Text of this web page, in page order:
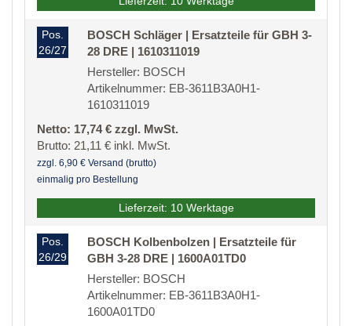
Pos.
26/27
BOSCH Schläger | Ersatzteile für GBH 3-
28 DRE | 1610311019
Hersteller: BOSCH
Artikelnummer: EB-3611B3A0H1-
1610311019
Netto: 17,74 € zzgl. MwSt.
Brutto: 21,11 € inkl. MwSt.
zzgl. 6,90 € Versand (brutto)
einmalig pro Bestellung
Lieferzeit: 10 Werktage
Pos.
26/29
BOSCH Kolbenbolzen | Ersatzteile für
GBH 3-28 DRE | 1600A01TD0
Hersteller: BOSCH
Artikelnummer: EB-3611B3A0H1-
1600A01TD0